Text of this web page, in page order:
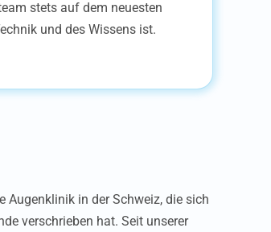
stets auf dem neuesten
und des Wissens ist.
Augenklinik in der Schweiz, die sich
verschrieben hat. Seit unserer